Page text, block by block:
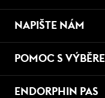
NAPIŠTE NÁM
POMOC S
ENDORPHIN PAS